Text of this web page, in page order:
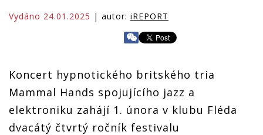
Vydáno 24.01.2025 | autor: iREPORT
Koncert hypnotického britského tria
Mammal Hands spojujícího jazz a
elektroniku zahájí 1. února v klubu Fléda
dvacátý čtvrtý ročník festivalu